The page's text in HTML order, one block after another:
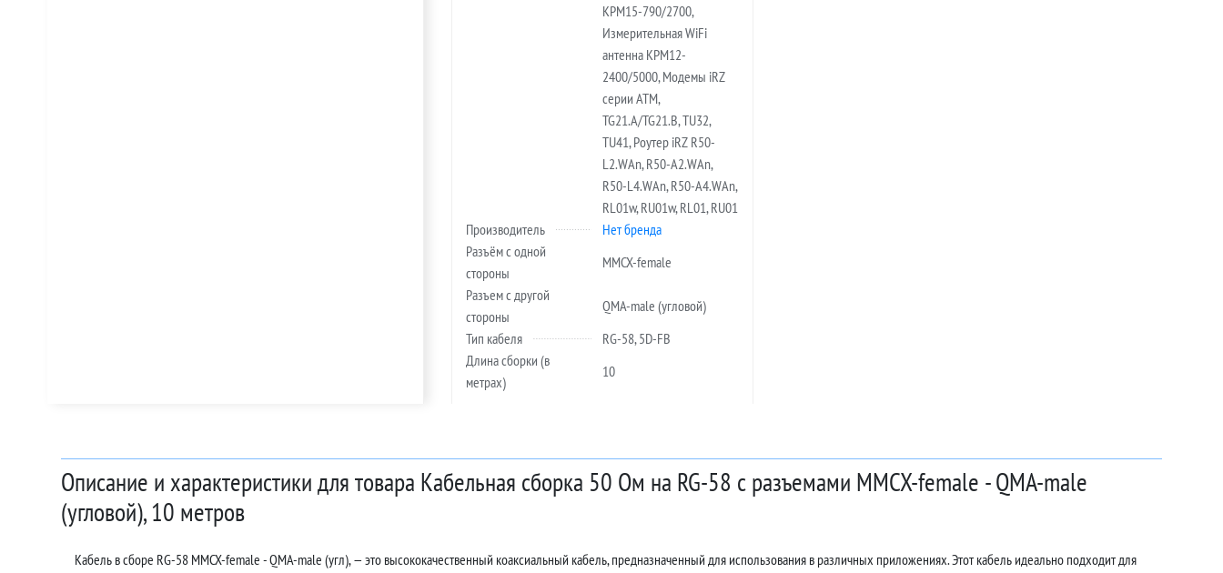
KPM15-790/2700,
Измерительная WiFi
антенна KPM12-
2400/5000, Модемы iRZ
серии ATM,
TG21.A/TG21.B, TU32,
TU41, Роутер iRZ R50-
L2.WAn, R50-A2.WAn,
R50-L4.WAn, R50-A4.WAn,
RL01w, RU01w, RL01, RU01
Производитель
Нет бренда
Разъём с одной
стороны
MMCX-female
Разъем с другой
стороны
QMA-male (угловой)
Тип кабеля
RG-58, 5D-FB
Длина сборки (в
метрах)
10
Описание и характеристики для товара Кабельная сборка 50 Ом на RG-58 с разъемами MMCX-female - QMA-male
(угловой), 10 метров
Кабель в сборе RG-58 MMCX-female - QMA-male (угл), — это высококачественный коаксиальный кабель, предназначенный для использования в различных приложениях. Этот кабель идеально подходит для